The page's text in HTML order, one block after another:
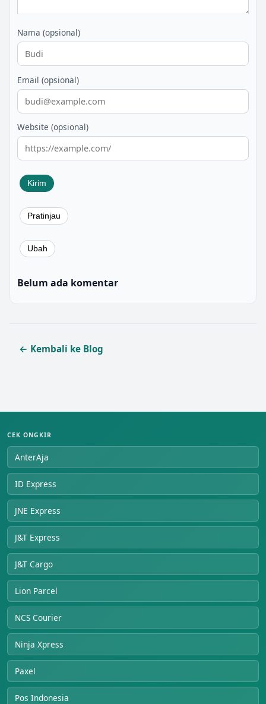
Nama (opsional)
Email (opsional)
Website (opsional)
Belum ada komentar
← Kembali ke Blog
CEK ONGKIR
AnterAja
ID Express
JNE Express
J&T Express
J&T Cargo
Lion Parcel
NCS Courier
Ninja Xpress
Paxel
Pos Indonesia